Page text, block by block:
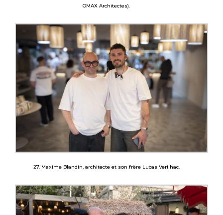
OMAX Architectes).
27. Maxime Blandin, architecte et son frère Lucas Verilhac.